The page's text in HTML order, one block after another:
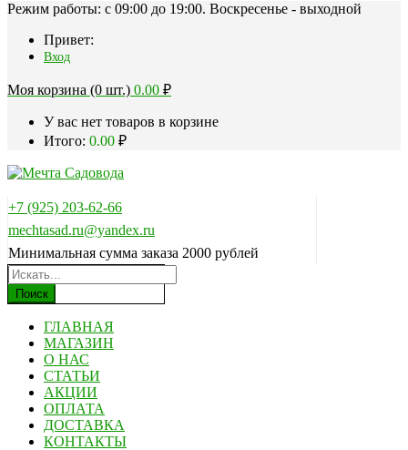
Режим работы: c 09:00 до 19:00. Воскресенье - выходной
Привет:
Вход
Моя корзина (0 шт.) 0.00 ₽
У вас нет товаров в корзине
Итого: 0.00 ₽
+7 (925) 203-62-66
mechtasad.ru@yandex.ru
Минимальная сумма заказа 2000 рублей
Поиск
ГЛАВНАЯ
МАГАЗИН
О НАС
СТАТЬИ
АКЦИИ
ОПЛАТА
ДОСТАВКА
КОНТАКТЫ